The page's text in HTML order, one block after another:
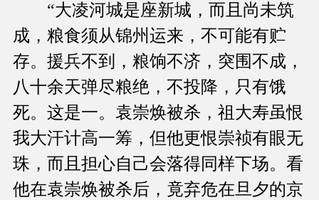
“大凌河城是座新城，而且尚未筑
成，粮食须从锦州运来，不可能有贮
存。援兵不到，粮饷不济，突围不成，
八十余天弹尽粮绝，不投降，只有饿
死。这是一。袁崇焕被杀，祖大寿虽恨
我大汗计高一筹，但他更恨崇祯有眼无
珠，而且担心自己会落得同样下场。看
他在袁崇焕被杀后，竟弃危在旦夕的京